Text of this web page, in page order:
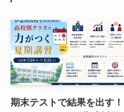
期末テストで結果を出す！